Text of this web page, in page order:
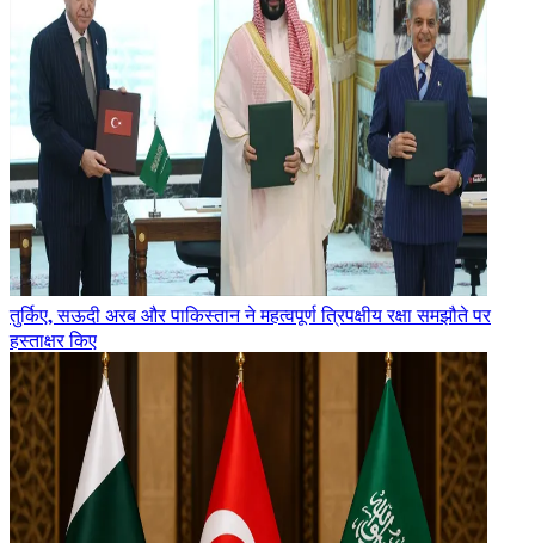
तुर्किए, सऊदी अरब और पाकिस्तान ने महत्वपूर्ण त्रिपक्षीय रक्षा समझौते पर
हस्ताक्षर किए